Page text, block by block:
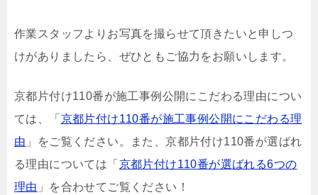
作業スタッフよりお写真を撮らせて頂きたいと申しつ
けがありましたら、ぜひともご協力をお願いします。
京都片付け110番が施工事例公開にこだわる理由につい
ては、「 京都片付け110番が施工事例公開にこだわる理
由 」をご覧ください。また、京都片付け110番が選ばれ
る理由については「 京都片付け110番が選ばれる6つの
理由 」を合わせてご覧ください！